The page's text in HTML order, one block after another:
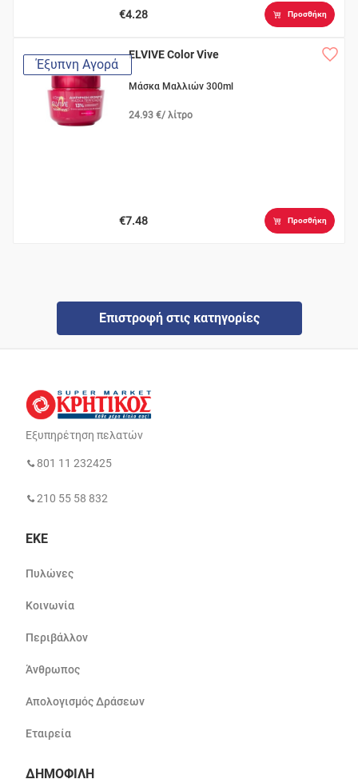
€4.28 Προσθήκη
Έξυπνη Αγορά
ELVIVE Color Vive
Μάσκα Μαλλιών 300ml
24.93 €/ λίτρο
€7.48 Προσθήκη
Επιστροφή στις κατηγορίες
Εξυπηρέτηση πελατών
801 11 232425
210 55 58 832
ΕΚΕ
Πυλώνες
Κοινωνία
Περιβάλλον
Άνθρωπος
Απολογισμός Δράσεων
Εταιρεία
ΔΗΜΟΦΙΛΗ